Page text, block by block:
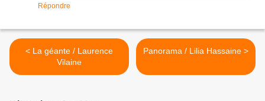
Répondre
< La géante / Laurence
Vilaine
Panorama / Lilia Hassaine >